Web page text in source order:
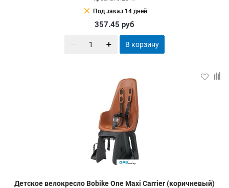
clear Под заказ 14 дней
357.45 руб
В корзину
Детское велокресло Bobike One Maxi Carrier (коричневый)